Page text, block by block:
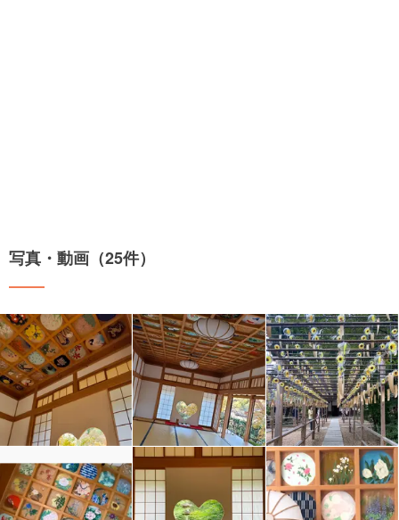
写真・動画（25件）